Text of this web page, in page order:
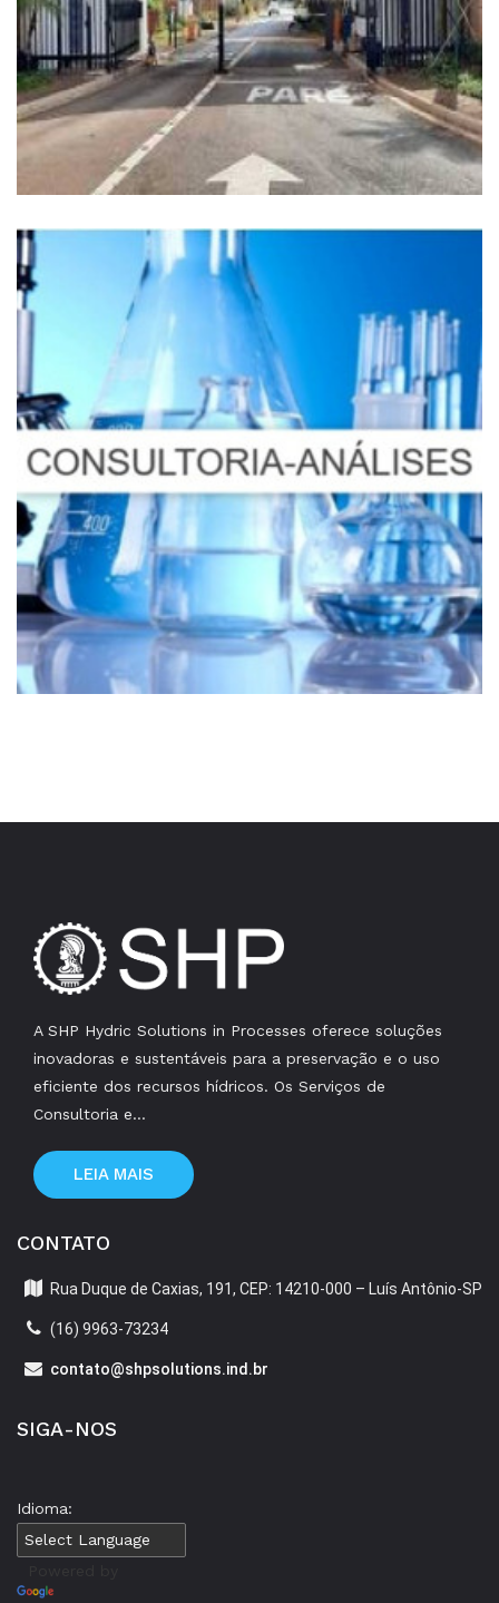
A SHP Hydric Solutions in Processes oferece soluções
inovadoras e sustentáveis para a preservação e o uso
eficiente dos recursos hídricos. Os Serviços de
Consultoria e...
LEIA MAIS
CONTATO
Rua Duque de Caxias, 191, CEP: 14210-000 – Luís Antônio-SP
(16) 9963-73234
contato@shpsolutions.ind.br
SIGA-NOS
Idioma: